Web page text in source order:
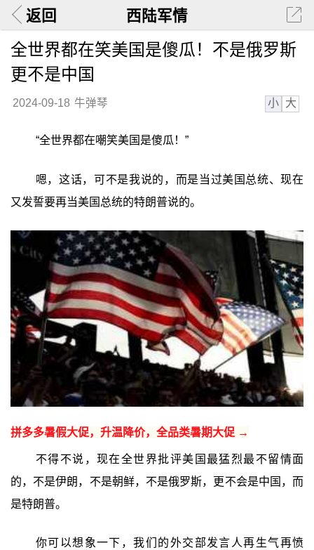
返回 西陆军情
全世界都在笑美国是傻瓜！不是俄罗斯
更不是中国
2024-09-18 牛弹琴 小 大
“全世界都在嘲笑美国是傻瓜！”
嗯，这话，可不是我说的，而是当过美国总统、现在
又发誓要再当美国总统的特朗普说的。
拼多多暑假大促，升温降价，全品类暑期大促 →
不得不说，现在全世界批评美国最猛烈最不留情面
的，不是伊朗，不是朝鲜，不是俄罗斯，更不会是中国，而
是特朗普。
你可以想象一下，我们的外交部发言人再生气再愤